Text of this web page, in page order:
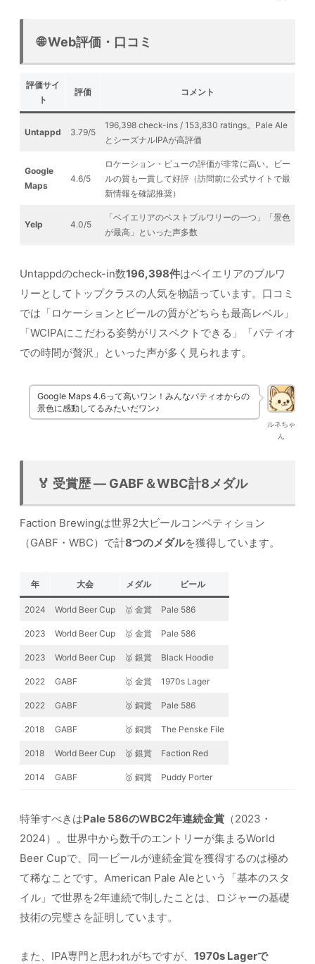
🌐 Web評価・口コミ
評価サイ
ト
評価 コメント
Untappd 3.79/5
196,398 check-ins / 153,830 ratings。Pale Ale
とシーズナルIPAが高評価
Google
Maps
4.6/5
ロケーション・ビューの評価が非常に高い。ビー
ルの質も一貫して好評（訪問前に公式サイトで最
新情報を確認推奨）
Yelp 4.0/5
「ベイエリアのベストブルワリーの一つ」「景色
が最高」といった声多数
Untappdのcheck-in数196,398件はベイエリアのブルワ
リーとしてトップクラスの人気を物語っています。口コミ
では「ロケーションとビールの質がどちらも最高レベル」
「WCIPAにこだわる姿勢がリスペクトできる」「パティオ
での時間が贅沢」といった声が多く見られます。
ルネちゃ
ん
Google Maps 4.6って高いワン！みんなパティオからの
景色に感動してるみたいだワン♪
🏅 受賞歴 — GABF＆WBC計8メダル
Faction Brewingは世界2大ビールコンペティション
（GABF・WBC）で計8つのメダルを獲得しています。
年 大会 メダル ビール
2024 World Beer Cup 🥇 金賞 Pale 586
2023 World Beer Cup 🥇 金賞 Pale 586
2023 World Beer Cup 🥈 銀賞 Black Hoodie
2022 GABF 🥇 金賞 1970s Lager
2022 GABF 🥉 銅賞 Pale 586
2018 GABF 🥉 銅賞 The Penske File
2018 World Beer Cup 🥈 銀賞 Faction Red
2014 GABF 🥉 銅賞 Puddy Porter
特筆すべきはPale 586のWBC2年連続金賞 （2023・
2024）。世界中から数千のエントリーが集まるWorld
Beer Cupで、同一ビールが連続金賞を獲得するのは極め
て稀なことです。American Pale Aleという「基本のスタ
イル」で世界を2年連続で制したことは、ロジャーの基礎
技術の完璧さを証明しています。
また、IPA専門と思われがちですが、 1970s Lagerで